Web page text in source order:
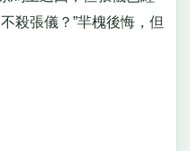
殺張儀？”羋槐後悔，但